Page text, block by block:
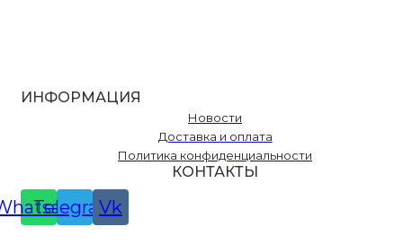
ИНФОРМАЦИЯ
Новости
Доставка и оплата
Политика конфиденциальности
КОНТАКТЫ
Telegram
Vk